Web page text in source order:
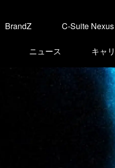
BrandZ C-Suite Nexus
ニュース キャ